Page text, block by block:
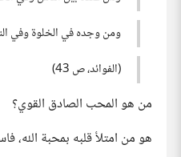
ومن وجده في الخلوة وفي
(الفوائد، ص 43)
من هو المحب الصادق القوي؟
هو من امتلأ قلبه بمحبة الله،